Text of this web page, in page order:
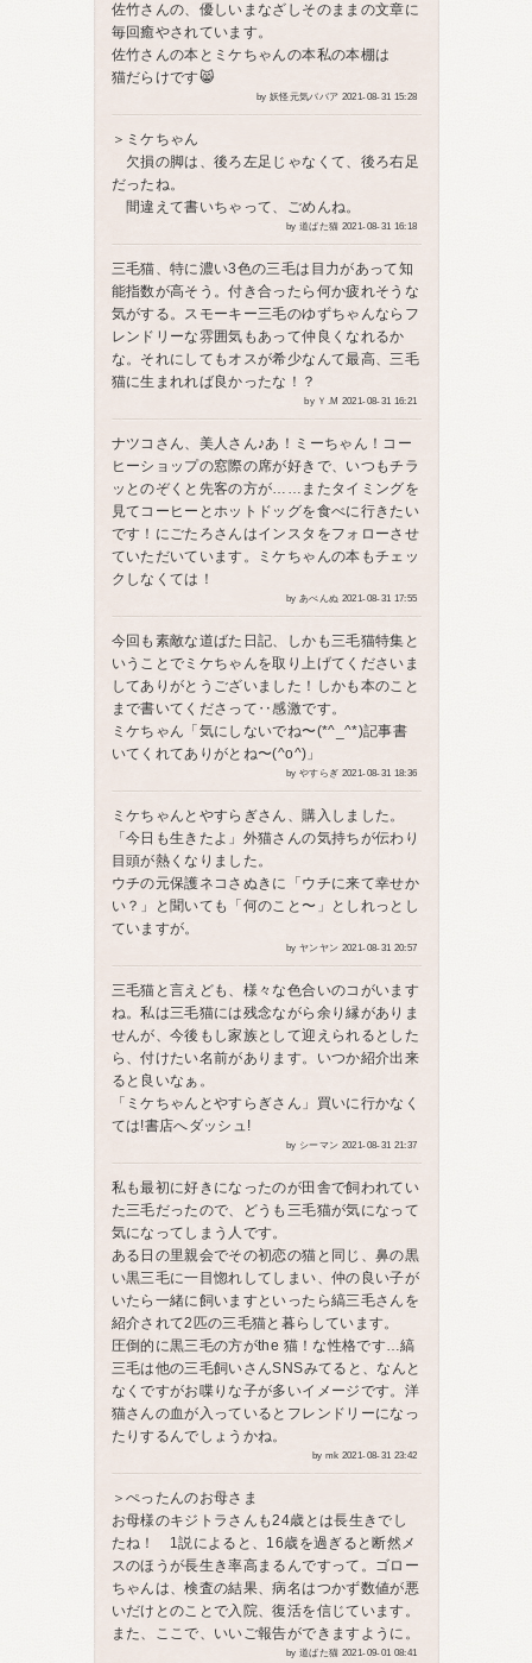
佐竹さんの、優しいまなざしそのままの文章に
毎回癒やされています。
佐竹さんの本とミケちゃんの本私の本棚は
猫だらけです😸
by 妖怪元気ババア 2021-08-31 15:28
＞ミケちゃん
欠損の脚は、後ろ左足じゃなくて、後ろ右足
だったね。
間違えて書いちゃって、ごめんね。
by 道ばた猫 2021-08-31 16:18
三毛猫、特に濃い3色の三毛は目力があって知
能指数が高そう。付き合ったら何か疲れそうな
気がする。スモーキー三毛のゆずちゃんならフ
レンドリーな雰囲気もあって仲良くなれるか
な。それにしてもオスが希少なんて最高、三毛
猫に生まれれば良かったな！？
by Ｙ.M 2021-08-31 16:21
ナツコさん、美人さん♪あ！ミーちゃん！コー
ヒーショップの窓際の席が好きで、いつもチラ
ッとのぞくと先客の方が……またタイミングを
見てコーヒーとホットドッグを食べに行きたい
です！にごたろさんはインスタをフォローさせ
ていただいています。ミケちゃんの本もチェッ
クしなくては！
by あべんぬ 2021-08-31 17:55
今回も素敵な道ばた日記、しかも三毛猫特集と
いうことでミケちゃんを取り上げてくださいま
してありがとうございました！しかも本のこと
まで書いてくださって‥感激です。
ミケちゃん「気にしないでね〜(*^_^*)記事書
いてくれてありがとね〜(^o^)」
by やすらぎ 2021-08-31 18:36
ミケちゃんとやすらぎさん、購入しました。
「今日も生きたよ」外猫さんの気持ちが伝わり
目頭が熱くなりました。
ウチの元保護ネコさぬきに「ウチに来て幸せか
い？」と聞いても「何のこと〜」としれっとし
ていますが。
by ヤンヤン 2021-08-31 20:57
三毛猫と言えども、様々な色合いのコがいます
ね。私は三毛猫には残念ながら余り縁がありま
せんが、今後もし家族として迎えられるとした
ら、付けたい名前があります。いつか紹介出来
ると良いなぁ。
「ミケちゃんとやすらぎさん」買いに行かなく
ては!書店へダッシュ!
by シーマン 2021-08-31 21:37
私も最初に好きになったのが田舎で飼われてい
た三毛だったので、どうも三毛猫が気になって
気になってしまう人です。
ある日の里親会でその初恋の猫と同じ、鼻の黒
い黒三毛に一目惚れしてしまい、仲の良い子が
いたら一緒に飼いますといったら縞三毛さんを
紹介されて2匹の三毛猫と暮らしています。
圧倒的に黒三毛の方がthe 猫！な性格です…縞
三毛は他の三毛飼いさんSNSみてると、なんと
なくですがお喋りな子が多いイメージです。洋
猫さんの血が入っているとフレンドリーになっ
たりするんでしょうかね。
by mk 2021-08-31 23:42
＞ぺったんのお母さま
お母様のキジトラさんも24歳とは長生きでし
たね！ 1説によると、16歳を過ぎると断然メ
スのほうが長生き率高まるんですって。ゴロー
ちゃんは、検査の結果、病名はつかず数値が悪
いだけとのことで入院、復活を信じています。
また、ここで、いいご報告ができますように。
by 道ばた猫 2021-09-01 08:41